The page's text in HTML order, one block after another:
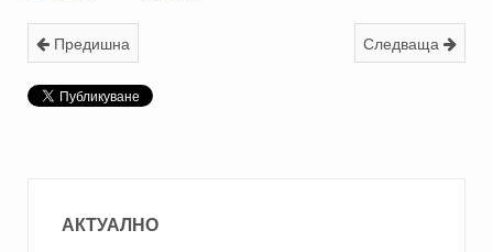
Предишна Следваща
АКТУАЛНО